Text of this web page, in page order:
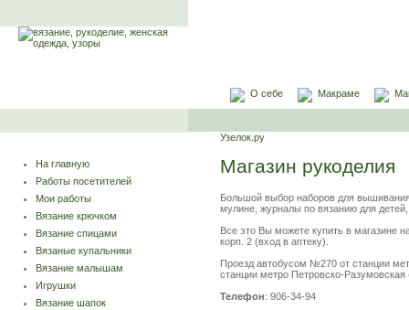
О себе Макраме
На главную
Работы посетителей
Мои работы
Вязание крючком
Вязание спицами
Вязаные купальники
Вязание малышам
Игрушки
Вязание шапок
Узелок.ру
Магазин рукоделия
Большой выбор наборов для
мулине, журналы по вязанию для
Все это Вы можете купить в магазине
корп. 2 (вход в аптеку).
Проезд автобусом №270 от станции
станции метро Петровско-
Телефон: 906-34-94